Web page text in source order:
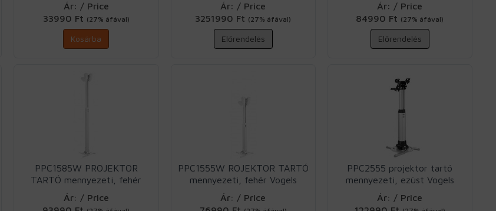
Ár: / Price
33990 Ft (27% áfával)
Kosárba
Ár: / Price
3251990 Ft (27% áfával)
Előrendelés
Ár: / Price
84990 Ft (27% áfával)
Előrendelés
PPC1585W PROJEKTOR
TARTÓ mennyezeti, fehér
Vogels
Ár: / Price
PPC1555W ROJEKTOR TARTÓ
mennyezeti, fehér Vogels
Ár: / Price
PPC2555 projektor tartó
mennyezeti, ezüst Vogels
Ár: / Price